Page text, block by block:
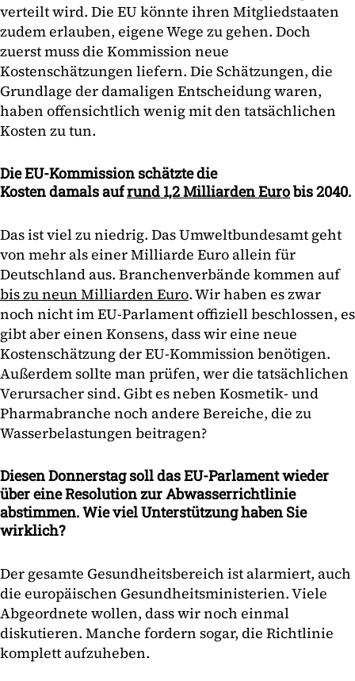
verteilt wird. Die EU könnte ihren Mitgliedstaaten
zudem erlauben, eigene Wege zu gehen. Doch
zuerst muss die Kommission neue
Kostenschätzungen liefern. Die Schätzungen, die
Grundlage der damaligen Entscheidung waren,
haben offensichtlich wenig mit den tatsächlichen
Kosten zu tun.
Die EU-Kommission schätzte die
Kosten damals aufrund 1,2 Milliarden Eurobis 2040.
Das ist viel zu niedrig. Das Umweltbundesamt geht
von mehr als einer Milliarde Euro allein für
Deutschland aus. Branchenverbände kommen auf
bis zu neun Milliarden Euro. Wir haben es zwar
noch nicht im EU-Parlament offiziell beschlossen, es
gibt aber einen Konsens, dass wir eine neue
Kostenschätzung der EU-Kommission benötigen.
Außerdem sollte man prüfen, wer die tatsächlichen
Verursacher sind. Gibt es neben Kosmetik- und
Pharmabranche noch andere Bereiche, die zu
Wasserbelastungen beitragen?
Diesen Donnerstag soll das EU-Parlament wieder
über eine Resolution zur Abwasserrichtlinie
abstimmen. Wie viel Unterstützung haben Sie
wirklich?
Der gesamte Gesundheitsbereich ist alarmiert, auch
die europäischen Gesundheitsministerien. Viele
Abgeordnete wollen, dass wir noch einmal
diskutieren. Manche fordern sogar, die Richtlinie
komplett aufzuheben.